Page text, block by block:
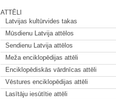
ATTĒLI
Latvijas kultūrvides takas
Mūsdienu Latvija attēlos
Sendienu Latvija attēlos
Meža enciklopēdijas attēli
Enciklopēdiskās vārdnīcas attēli
Vēstures enciklopēdijas attēli
Lasītāju iesūtītie attēli